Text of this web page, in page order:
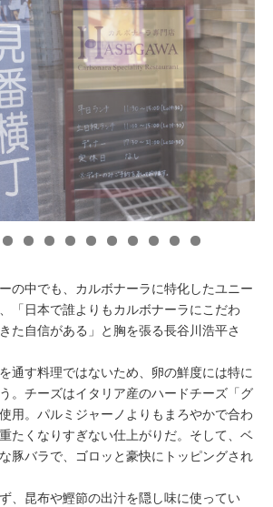
の中でも、カルボナーラに特化したユニー
「日本で誰よりもカルボナーラにこだわ
た自信がある」と胸を張る長谷川浩平さ
通す料理ではないため、卵の鮮度には特に
。チーズはイタリア産のハードチーズ「グ
用。パルミジャーノよりもまろやかで合わ
たくなりすぎない仕上がりだ。そして、ベ
豚バラで、ゴロッと豪快にトッピングされ
、昆布や鰹節の出汁を隠し味に使ってい